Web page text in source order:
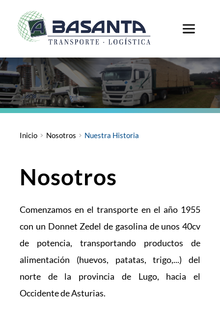
Inicio Nosotros Nuestra Historia
Nosotros
Comenzamos en el transporte en el año 1955
con un Donnet Zedel de gasolina de unos 40cv
de potencia, transportando productos de
alimentación (huevos, patatas, trigo,...) del
norte de la provincia de Lugo, hacia el
Occidente de Asturias.